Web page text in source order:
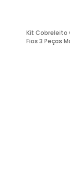
Kit Cobreleito
Fios 3 Peças